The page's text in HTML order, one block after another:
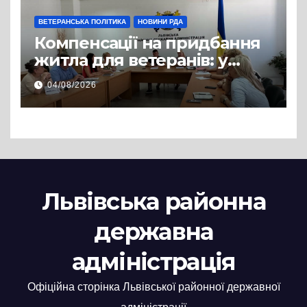
ВЕТЕРАНСЬКА ПОЛІТИКА НОВИНИ РДА
Компенсації на придбання
житла для ветеранів: у
Львівській РДА розглянули
нові заяви
04/08/2026
Львівська районна
державна
адміністрація
Офіційна сторінка Львівської районної державної